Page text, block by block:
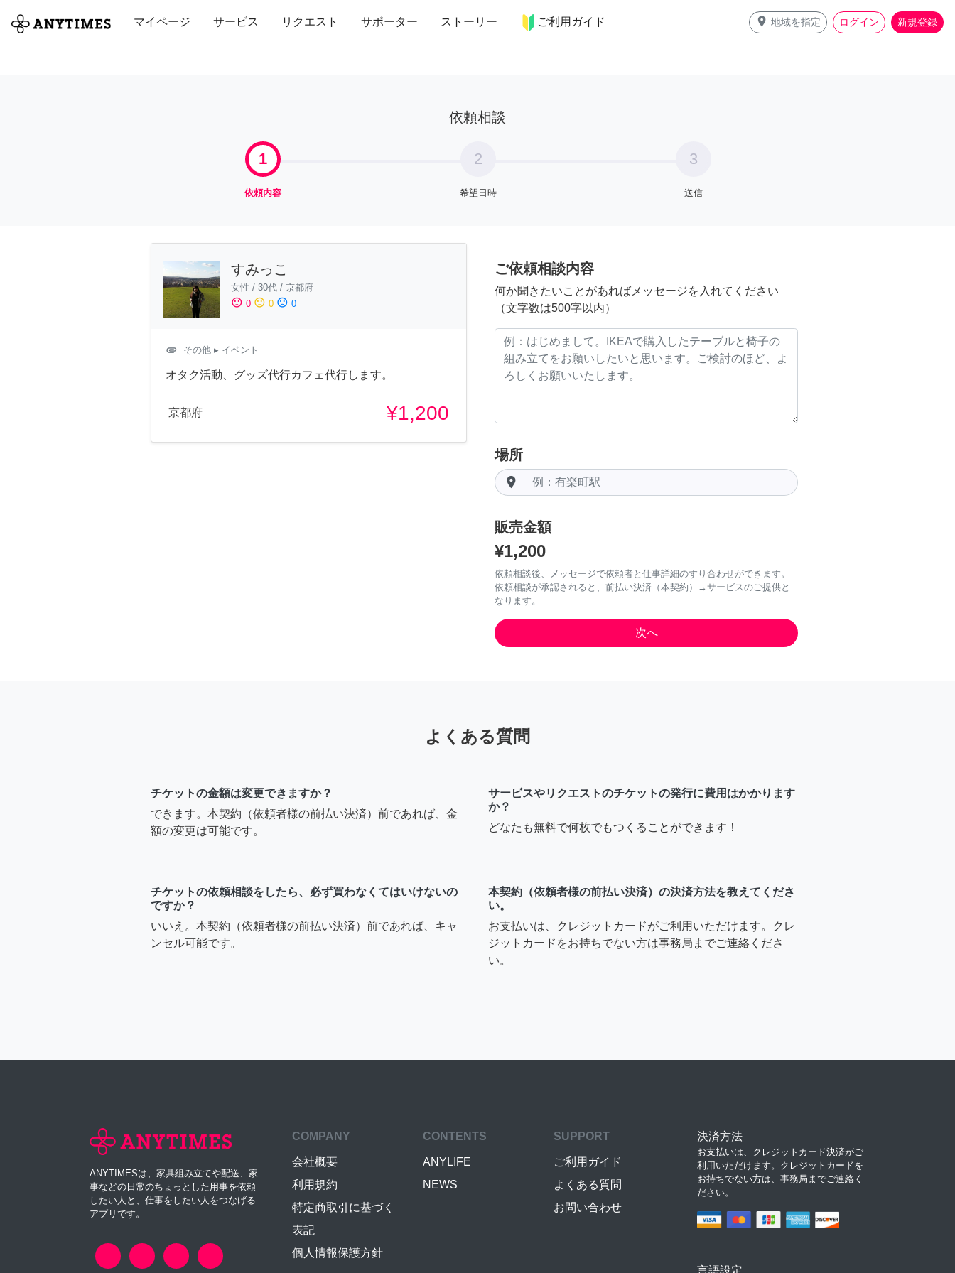
マイページ サービス リクエスト サポーター ストーリー ご利用ガイド place 地域を指定 ログイン 新規登録
全て 修理・組立 家事 引っ越し インテリア 趣味・習い事 ペット 料理
依頼相談
1
依頼内容
2
希望日時
3
送信
すみっこ
女性 / 30代 / 京都府
sentiment_satisfied 0 sentiment_neutral 0 sentiment_dissatisfied 0
attachment その他 ▸ イベント
オタク活動、グッズ代行カフェ代行します。
京都府 ¥1,200
ご依頼相談内容
何か聞きたいことがあればメッセージを入れてください
（文字数は500字以内）
場所
room
販売金額
¥1,200
依頼相談後、メッセージで依頼者と仕事詳細のすり合わせができます。
依頼相談が承認されると、前払い決済（本契約）→サービスのご提供と
なります。
よくある質問
チケットの金額は変更できますか？
できます。本契約（依頼者様の前払い決済）前であれば、金
額の変更は可能です。
サービスやリクエストのチケットの発行に費用はかかります
か？
どなたも無料で何枚でもつくることができます！
チケットの依頼相談をしたら、必ず買わなくてはいけないの
ですか？
いいえ。本契約（依頼者様の前払い決済）前であれば、キャ
ンセル可能です。
本契約（依頼者様の前払い決済）の決済方法を教えてくださ
い。
お支払いは、クレジットカードがご利用いただけます。クレ
ジットカードをお持ちでない方は事務局までご連絡くださ
い。
ANYTIMESは、家具組み立てや配送、家
事などの日常のちょっとした用事を依頼
したい人と、仕事をしたい人をつなげる
アプリです。
COMPANY
会社概要
利用規約
特定商取引に基づく
表記
個人情報保護方針
CONTENTS
ANYLIFE
NEWS
SUPPORT
ご利用ガイド
よくある質問
お問い合わせ
決済方法
お支払いは、クレジットカード決済がご
利用いただけます。クレジットカードを
お持ちでない方は、事務局までご連絡く
ださい。
言語設定